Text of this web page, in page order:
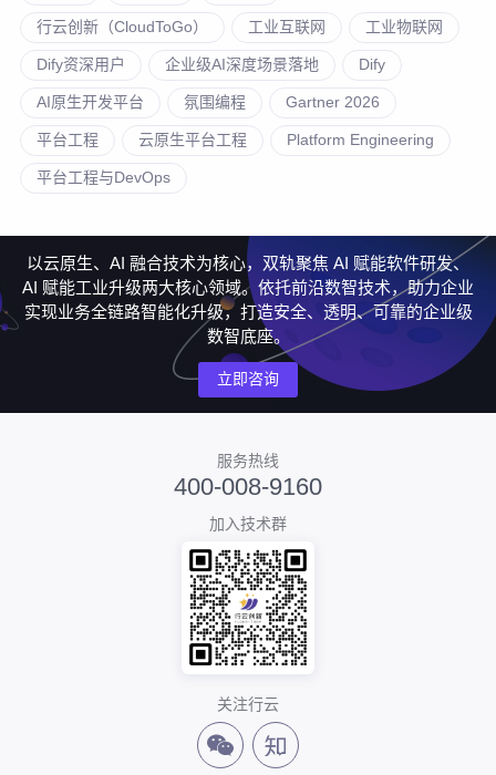
行云创新（CloudToGo） 工业互联网 工业物联网
Dify资深用户 企业级AI深度场景落地 Dify
AI原生开发平台 氛围编程 Gartner 2026
平台工程 云原生平台工程 Platform Engineering
平台工程与DevOps
以云原生、AI 融合技术为核心，双轨聚焦 AI 赋能软件研发、
AI 赋能工业升级两大核心领域。依托前沿数智技术，助力企业
实现业务全链路智能化升级，打造安全、透明、可靠的企业级
数智底座。
立即咨询
服务热线
400-008-9160
加入技术群
关注行云